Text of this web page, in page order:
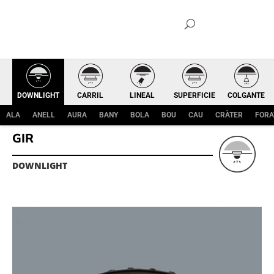
DOWNLIGHT
ALA ANELL AURA BANY BOLA BOU CAU CRÀTER
CARRIL LINEAL SUPERFICIE COLGANTE
GIR
DOWNLIGHT